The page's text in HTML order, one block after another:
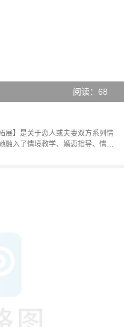
阅读：68
展】是关于恋人或夫妻双方系列情
融入了情境教学、婚恋指导、情感